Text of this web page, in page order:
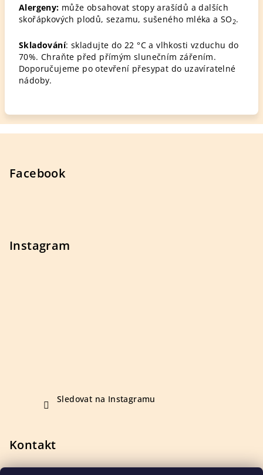
Alergeny: může obsahovat stopy arašídů a dalších
skořápkových plodů, sezamu, sušeného mléka a SO 2.
Skladování: skladujte do 22 °C a vlhkosti vzduchu do
70%. Chraňte před přímým slunečním zářením.
Doporučujeme po otevření přesypat do uzavíratelné
nádoby.
Facebook
Instagram
Sledovat na Instagramu
Kontakt
+420 723 410 142